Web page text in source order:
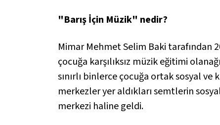
"Barış İçin Müzik" nedir?
Mimar Mehmet Selim Baki tarafından
çocuğa karşılıksız müzik eğitimi
sınırlı binlerce çocuğa ortak sosyal
merkezler yer aldıkları semtlerin
merkezi haline geldi.